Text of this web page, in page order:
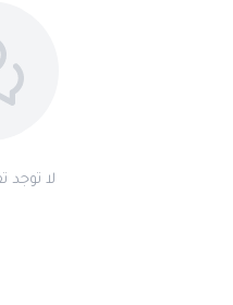
ذلك أداة ضبط السوار وقماشة
– خيار
لا توجد